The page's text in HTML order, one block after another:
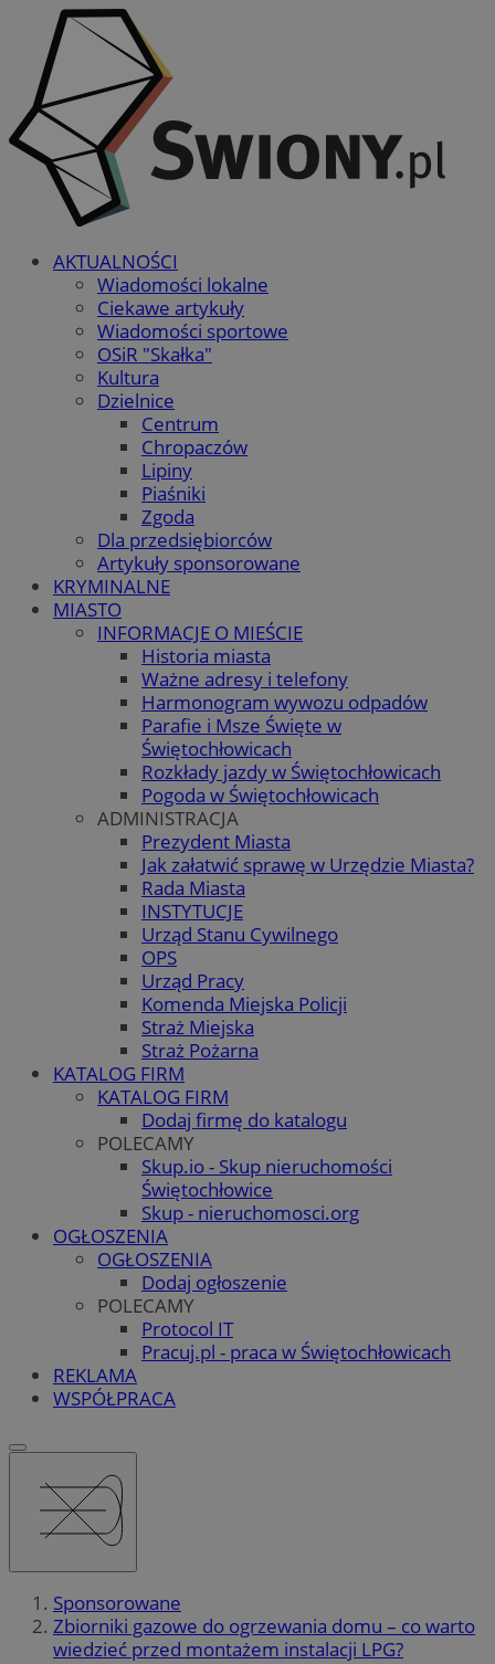
AKTUALNOŚCI
Wiadomości lokalne
Ciekawe artykuły
Wiadomości sportowe
OSiR "Skałka"
Kultura
Dzielnice
Centrum
Chropaczów
Lipiny
Piaśniki
Zgoda
Dla przedsiębiorców
Artykuły sponsorowane
KRYMINALNE
MIASTO
INFORMACJE O MIEŚCIE
Historia miasta
Ważne adresy i telefony
Harmonogram wywozu odpadów
Parafie i Msze Święte w
Świętochłowicach
Rozkłady jazdy w Świętochłowicach
Pogoda w Świętochłowicach
ADMINISTRACJA
Prezydent Miasta
Jak załatwić sprawę w Urzędzie Miasta?
Rada Miasta
INSTYTUCJE
Urząd Stanu Cywilnego
OPS
Urząd Pracy
Komenda Miejska Policji
Straż Miejska
Straż Pożarna
KATALOG FIRM
KATALOG FIRM
Dodaj firmę do katalogu
POLECAMY
Skup.io - Skup nieruchomości
Świętochłowice
Skup - nieruchomosci.org
OGŁOSZENIA
OGŁOSZENIA
Dodaj ogłoszenie
POLECAMY
Protocol IT
Pracuj.pl - praca w Świętochłowicach
REKLAMA
WSPÓŁPRACA
Sponsorowane
Zbiorniki gazowe do ogrzewania domu – co warto
wiedzieć przed montażem instalacji LPG?